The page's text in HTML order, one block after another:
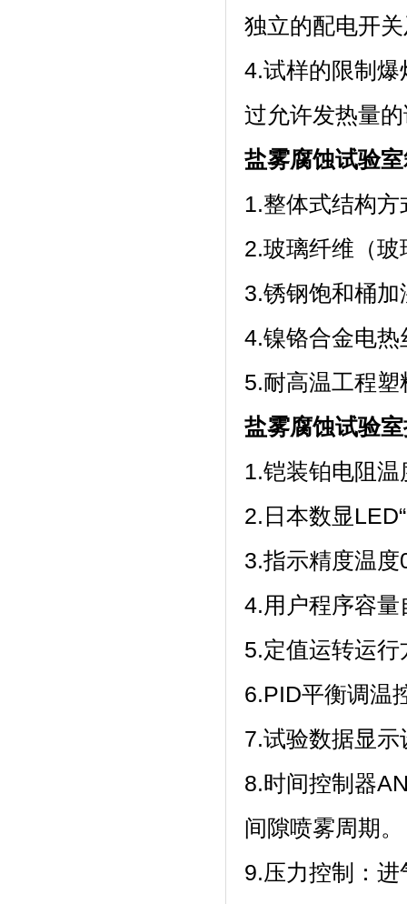
独立的配电开关
4.试样的限制爆
过允许发热量
盐雾腐蚀试验
1.整体式结构方
2.玻璃纤维（玻
3.锈钢饱和桶
4.镍铬合金电热丝
5.耐高温工程塑
盐雾腐蚀试验
1.铠装铂电阻
2.日本数显
3.指示精度温度
4.用户程序容量
5.定值运转运行
6.PID平衡调温
7.试验数据显示设
8.时间控制器
间隙喷雾周期。
9.压力控制：进